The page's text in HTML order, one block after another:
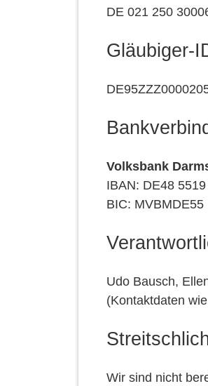
DE 021 250
Gläubiger-
Volksbank
IBAN: DE48
BIC: MVBMDE55
Udo Bausch,
(Kontaktdaten
Wir sind nicht